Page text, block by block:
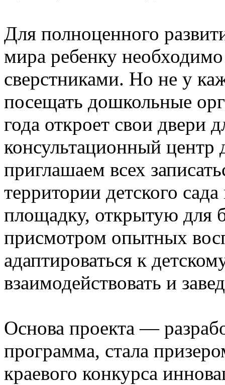
Для полноценного
мира ребенку
сверстниками. Но не у
посещать дошкольные
года откроет свои двери
консультационный центр
приглашаем всех
территории детского
площадку, открытую для
присмотром опытных
адаптироваться к
взаимодействовать и
Основа проекта —
программа, стала
краевого конкурса